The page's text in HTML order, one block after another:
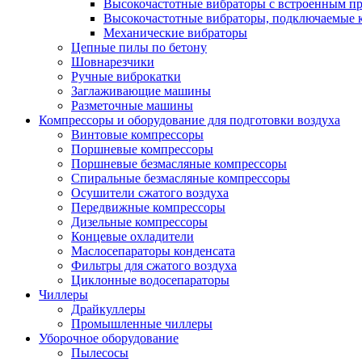
Высокочастотные вибраторы с встроенным
Высокочастотные вибраторы, подключаемые
Механические вибраторы
Цепные пилы по бетону
Шовнарезчики
Ручные виброкатки
Заглаживающие машины
Разметочные машины
Компрессоры и оборудование для подготовки воздуха
Винтовые компрессоры
Поршневые компрессоры
Поршневые безмасляные компрессоры
Спиральные безмасляные компрессоры
Осушители сжатого воздуха
Передвижные компрессоры
Дизельные компрессоры
Концевые охладители
Маслосепараторы конденсата
Фильтры для сжатого воздуха
Циклонные водосепараторы
Чиллеры
Драйкуллеры
Промышленные чиллеры
Уборочное оборудование
Пылесосы